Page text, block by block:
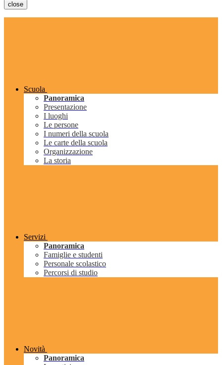
close
Scuola
Panoramica
Presentazione
I luoghi
Le persone
I numeri della scuola
Le carte della scuola
Organizzazione
La storia
Servizi
Panoramica
Famiglie e studenti
Personale scolastico
Percorsi di studio
Novità
Panoramica